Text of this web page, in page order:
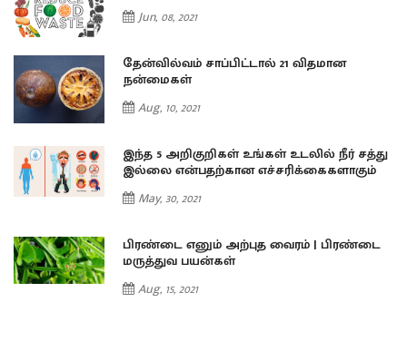
Jun, 08, 2021
தேன்வில்வம் சாப்பிட்டால் 21 விதமான
நன்மைகள்
Aug, 10, 2021
இந்த 5 அறிகுறிகள் உங்கள் உடலில் நீர் சத்து
இல்லை என்பதற்கான எச்சரிக்கைகளாகும்
May, 30, 2021
பிரண்டை எனும் அற்புத வைரம் | பிரண்டை
மருத்துவ பயன்கள்
Aug, 15, 2021